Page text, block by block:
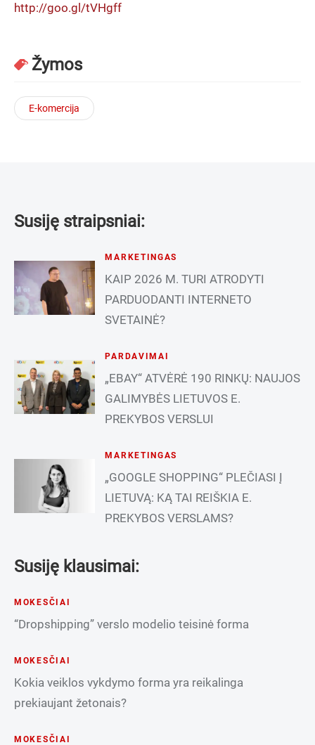
http://goo.gl/tVHgff
Žymos
E-komercija
Susiję straipsniai:
MARKETINGAS
KAIP 2026 M. TURI ATRODYTI
PARDUODANTI INTERNETO
SVETAINĖ?
PARDAVIMAI
„EBAY“ ATVĖRĖ 190 RINKŲ: NAUJOS
GALIMYBĖS LIETUVOS E.
PREKYBOS VERSLUI
MARKETINGAS
„GOOGLE SHOPPING“ PLEČIASI Į
LIETUVĄ: KĄ TAI REIŠKIA E.
PREKYBOS VERSLAMS?
Susiję klausimai:
MOKESČIAI
“Dropshipping” verslo modelio teisinė forma
MOKESČIAI
Kokia veiklos vykdymo forma yra reikalinga
prekiaujant žetonais?
MOKESČIAI